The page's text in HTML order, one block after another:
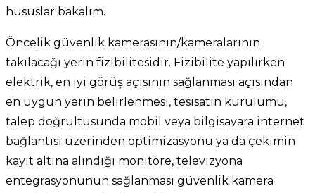
hususlar bakalım.
Öncelik güvenlik kamerasının/kameralarının
takılacağı yerin fizibilitesidir. Fizibilite yapılırken
elektrik, en iyi görüş açısının sağlanması açısından
en uygun yerin belirlenmesi, tesisatın kurulumu,
talep doğrultusunda mobil veya bilgisayara internet
bağlantısı üzerinden optimizasyonu ya da çekimin
kayıt altına alındığı monitöre, televizyona
entegrasyonunun sağlanması güvenlik kamera